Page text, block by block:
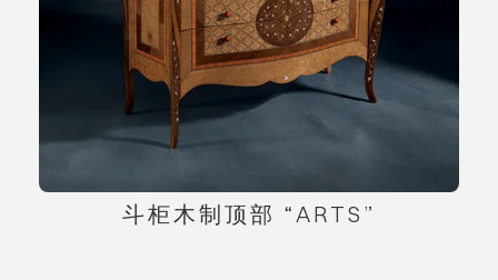
斗柜木制顶部 “ARTS”